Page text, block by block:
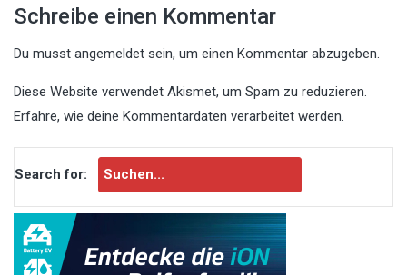
Schreibe einen Kommentar
Du musst angemeldet sein, um einen Kommentar abzugeben.
Diese Website verwendet Akismet, um Spam zu reduzieren.
Erfahre, wie deine Kommentardaten verarbeitet werden.
Search for: